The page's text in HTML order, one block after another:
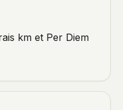
km et Per Diem